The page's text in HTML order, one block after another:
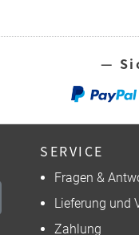
—
SERVICE
Fragen &
Lieferung und
Zahlung